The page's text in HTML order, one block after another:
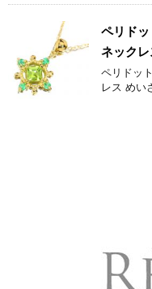
ペリド
ネックレ
ペリドッ
レス めい